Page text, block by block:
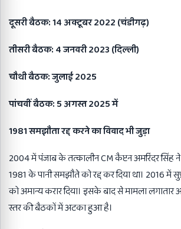
दूसरी बैठक: 14 अक्टूबर 2022 (चंडीगढ़)
तीसरी बैठक: 4 जनवरी 2023 (दिल्ली)
चौथी बैठक: जुलाई 2025
पांचवीं बैठक: 5 अगस्त 2025 में
1981 समझौता रद्द करने का विवाद भी जुड़ा
2004 में पंजाब के तत्कालीन CM कैप्टन अमरिंदर सिंह
1981 के पानी समझौते को रद्द कर दिया था। 2016 में
को अमान्य करार दिया। इसके बाद से मामला
स्तर की बैठकों में अटका हुआ है।